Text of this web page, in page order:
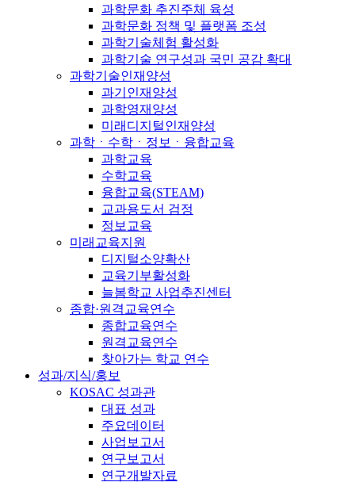
과학문화 추진주체 육성
과학문화 정책 및 플랫폼 조성
과학기술체험 활성화
과학기술 연구성과 국민 공감 확대
과학기술인재양성
과기인재양성
과학영재양성
미래디지털인재양성
과학ㆍ수학ㆍ정보ㆍ융합교육
과학교육
수학교육
융합교육(STEAM)
교과용도서 검정
정보교육
미래교육지원
디지털소양확산
교육기부활성화
늘봄학교 사업추진센터
종합·원격교육연수
종합교육연수
원격교육연수
찾아가는 학교 연수
성과/지식/홍보
KOSAC 성과관
대표 성과
주요데이터
사업보고서
연구보고서
연구개발자료